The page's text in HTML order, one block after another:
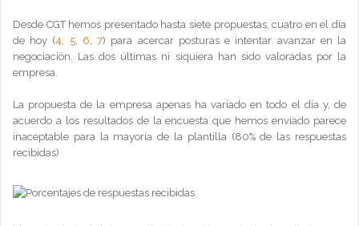
Desde CGT hemos presentado hasta siete propuestas, cuatro en el día
de hoy (4, 5, 6,7) para acercar posturas e intentar avanzar en la
negociación. Las dos últimas ni siquiera han sido valoradas por la
empresa.
La propuesta de la empresa apenas ha variado en todo el día y, de
acuerdo a los resultados de la encuesta que hemos enviado parece
inaceptable para la mayoría de la plantilla (80% de las respuestas
recibidas)